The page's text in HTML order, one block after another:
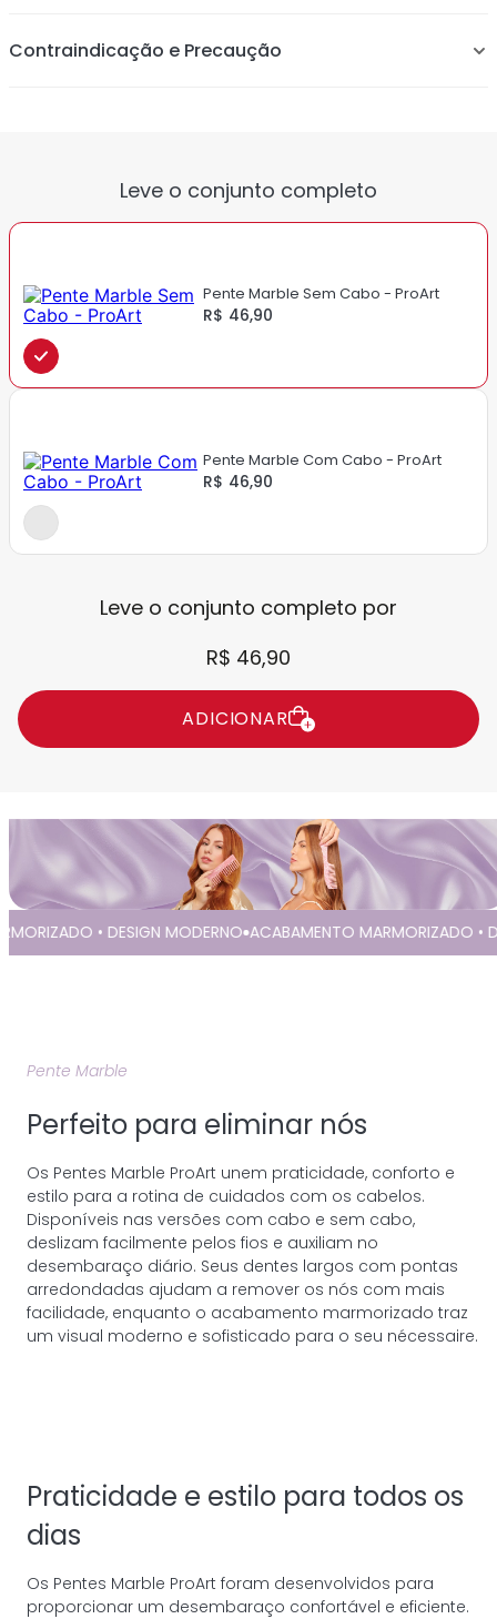
Contraindicação e Precaução
Leve o conjunto completo
Pente Marble Sem Cabo - ProArt
R$ 46,90
Pente Marble Com Cabo - ProArt
R$ 46,90
Leve o conjunto completo por
R$ 46,90
ADICIONAR
• DESIGN MODERNO ACABAMENTO MARMORIZADO •
Pente Marble
Perfeito para eliminar nós
Os Pentes Marble ProArt unem praticidade, conforto e
estilo para a rotina de cuidados com os cabelos.
Disponíveis nas versões com cabo e sem cabo,
deslizam facilmente pelos fios e auxiliam no
desembaraço diário. Seus dentes largos com pontas
arredondadas ajudam a remover os nós com mais
facilidade, enquanto o acabamento marmorizado traz
um visual moderno e sofisticado para o seu nécessaire.
Praticidade e estilo para todos os
dias
Os Pentes Marble ProArt foram desenvolvidos para
proporcionar um desembaraço confortável e eficiente.